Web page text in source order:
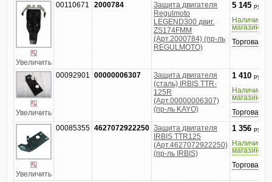
Увеличить
00110671 2000784
Защита двигателя
Regulmoto
LEGEND300 двиг.
ZS174FMM
(Арт.2000784) (пр-ль
REGULMOTO)
5 145 руб.
Наличие в
магазине
Увеличить
00092901 00000006307
Защита двигателя
(сталь) IRBIS TTR-
125R
(Арт.00000006307)
(пр-ль KAYO)
1 410 руб.
Наличие в
магазине
Увеличить
00085355 4627072922250 Защита двигателя
IRBIS TTR125
(Арт.4627072922250)
(пр-ль IRBIS)
1 356 руб.
Наличие в
магазине